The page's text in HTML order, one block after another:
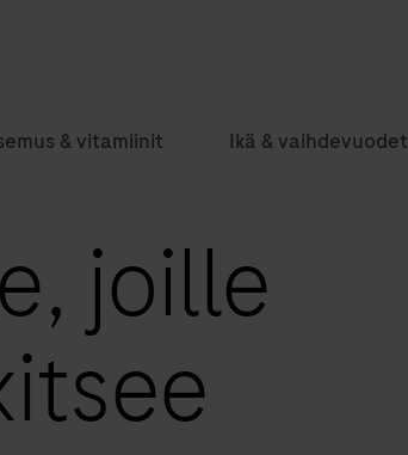
& vitamiinit Ikä & vaihdevuodet
joille